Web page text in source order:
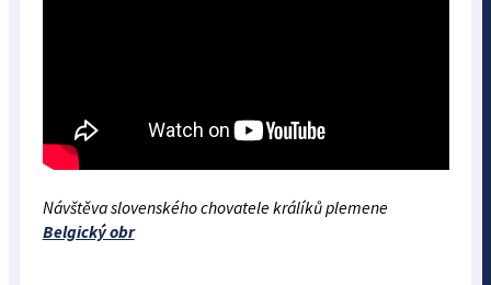
Návštěva slovenského chovatele králíků plemene
Belgický obr